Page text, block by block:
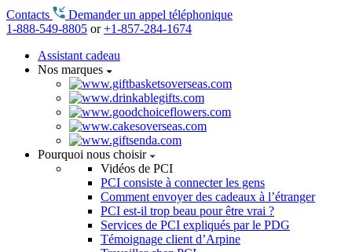
Contacts
Demander un appel téléphonique
1-888-549-8805 or+1-857-284-1674
Assistant cadeau
Nos marques
Pourquoi nous choisir
Vidéos de PCI
PCI consiste à connecter les gens
Comment envoyer des cadeaux à l’étranger
PCI est-il trop beau pour être vrai ?
Services de PCI expliqués par le PDG
Témoignage client d’Arpine